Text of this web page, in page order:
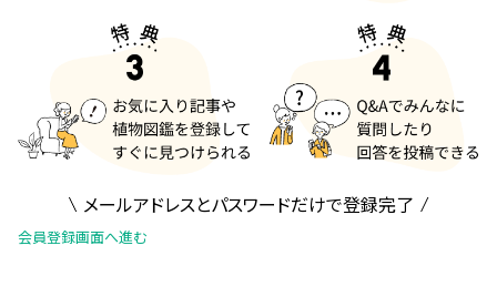
メールアドレスとパスワードだけで登録完了
会員登録画面へ進む